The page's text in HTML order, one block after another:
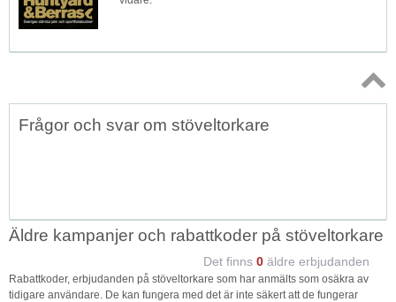
Topp
Frågor och svar om stöveltorkare
Äldre kampanjer och rabattkoder på stöveltorkare
Det finns 0 äldre erbjudanden
Rabattkoder, erbjudanden på stöveltorkare som har anmälts som osäkra av
tidigare användare. De kan fungera med det är inte säkert att de fungerar